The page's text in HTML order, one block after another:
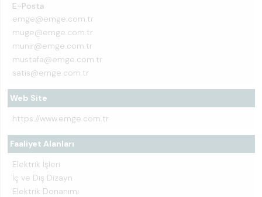
E-Posta
emge@emge.com.tr
muge@emge.com.tr
munir@emge.com.tr
mustafa@emge.com.tr
satis@emge.com.tr
Web Site
https://www.emge.com.tr
Faaliyet Alanları
Elektrik İşleri
İç ve Dış Dizayn
Elektrik Donanımı